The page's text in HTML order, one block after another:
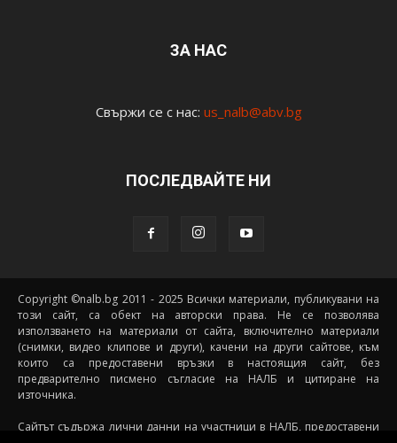
ЗА НАС
Свържи се с нас: us_nalb@abv.bg
ПОСЛЕДВАЙТЕ НИ
Copyright ©nalb.bg 2011 - 2025 Всички материали, публикувани на
този сайт, са обект на авторски права. Не се позволява
използването на материали от сайта, включително материали
(снимки, видео клипове и други), качени на други сайтове, към
които са предоставени връзки в настоящия сайт, без
предварително писмено съгласие на НАЛБ и цитиране на
източника.
Сайтът съдържа лични данни на участници в НАЛБ, предоставени